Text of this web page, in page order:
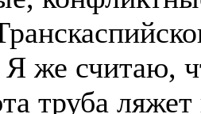
же считаю,
труба